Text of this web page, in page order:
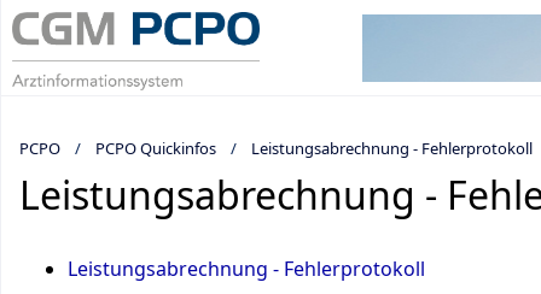
PCPO PCPO Quickinfos Leistungsabrechnung - Fehlerprotokoll
Leistungsabrechnung -
Leistungsabrechnung - Fehlerprotokoll